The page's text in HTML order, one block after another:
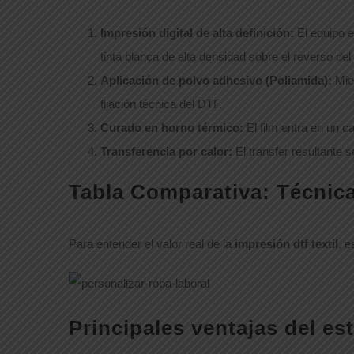
Impresión digital de alta definición: El equipo
tinta blanca de alta densidad sobre el reverso del
Aplicación de polvo adhesivo (Poliamida):
fijación técnica del DTF.
Curado en horno térmico: El film entra en un
Transferencia por calor: El transfer resultante
Tabla Comparativa:
Para entender el valor real de la impresión dtf textil,
Principales ventajas del